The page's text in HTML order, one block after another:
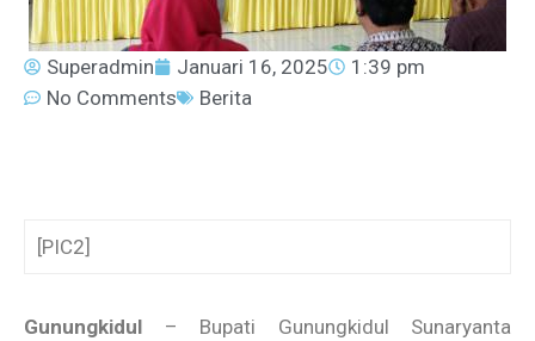
Superadmin Januari 16, 2025
1:39 pm
No Comments
Berita
[PIC2]
Gunungkidul – Bupati Gunungkidul Sunaryanta